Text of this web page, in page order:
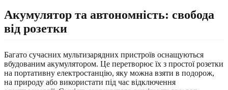
Акумулятор та автономність: свобода
від розетки
Багато сучасних мультизарядних пристроїв оснащуються
вбудованим акумулятором. Це перетворює їх з простої розетки
на портативну електростанцію, яку можна взяти в подорож,
на природу або використати під час відключення